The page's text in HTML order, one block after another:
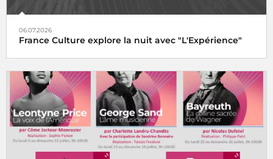
06.07.2026
France Culture explore la nuit avec "L'Expérience"